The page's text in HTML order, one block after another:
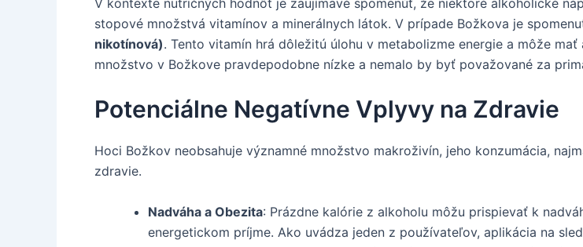
stopové množstvá vitamínov a minerálnych látok. V prípade Božkova je
nikotínová). Tento vitamín hrá dôležitú úlohu v metabolizme energie a môže
množstvo v Božkove pravdepodobne nízke a nemalo by byť považované za
Potenciálne Negatívne Vplyvy na Zdravie
Hoci Božkov neobsahuje významné množstvo makroživín, jeho konzumácia,
zdravie.
Nadváha a Obezita: Prázdne kalórie z alkoholu môžu prispievať k
energetickom príjme. Ako uvádza jeden z používateľov, aplikácia na